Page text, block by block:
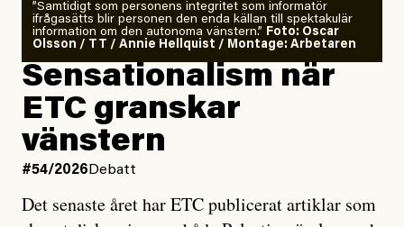
”Samtidigt som personens integritet som informatör
ifrågasätts blir personen den enda källan till spektakulär
information om den autonoma vänstern.” Foto: Oscar
Olsson / TT / Annie Hellquist / Montage: Arbetaren
Sensationalism när
ETC granskar
vänstern
#54/2026 Debatt
Det senaste året har ETC publicerat artiklar som